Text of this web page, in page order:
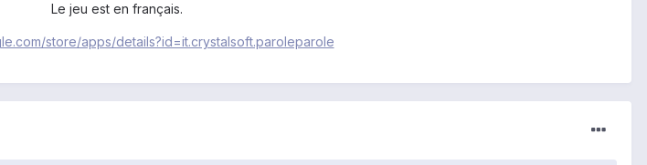
Le jeu est en français.
store/apps/details?id=it.crystalsoft.paroleparole